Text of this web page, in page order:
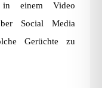
einem Video
Social Media
Gerüchte zu